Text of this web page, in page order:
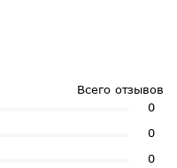
Всего отзывов
0
0
0